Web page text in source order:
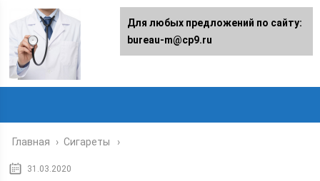
Главная › Сигареты
31.03.2020
Для любых предложений по сайту:
bureau-m@cp9.ru